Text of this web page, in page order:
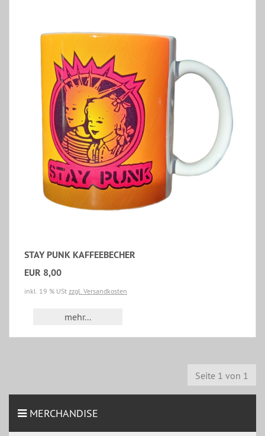
STAY PUNK KAFFEEBECHER
EUR 8,00
inkl. 19 % USt zzgl. Versandkosten
mehr...
Seite 1 von 1
MERCHANDISE